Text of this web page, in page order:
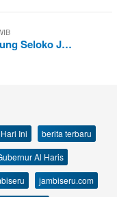
Seloko J…
Ini
berita terbaru
Al Haris
jambiseru.com